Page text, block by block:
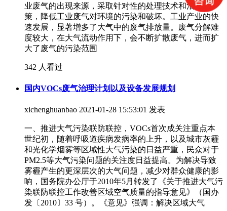
业废气的出现来源，采取针对性的处理技术和治理对
策，降低工业废气对环境的污染和破坏。工业产业的快
速发展，显著增多了大气中的废气排放量。废气分解难
度较大，在大气流动作用下，会不断扩散废气，进而扩
大了废气的污染范围
342 人看过
国内VOCs废气治理计划以及设备发展规划
xichenghuanbao 2021-01-28 15:53:01 发表
一、推进大气污染联防联控，VOCs首次成关注重点本
世纪初，随着呼吸道疾病发病率的上升，以及城市灰霾
和光化学烟雾等区域性大气污染的日益严重，民众对于
PM2.5等大气污染问题的关注度日益提高。为解决导致
雾霾产生的更深层次的大气问题，减少对群众健康的影
响，国务院办公厅于2010年5月转发了《关于推进大气污
染联防联控工作改善区域空气质量的指导意见》（国办
发〔2010〕33 号）。《意见》强调：解决区域大气